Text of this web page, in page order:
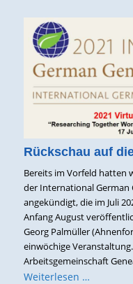
Rückschau auf
Bereits im Vorfeld hatten
der International German
angekündigt, die im Juli
Anfang August
Georg Palmüller
einwöchige
Arbeitsgemeinschaft
Weiterlesen …